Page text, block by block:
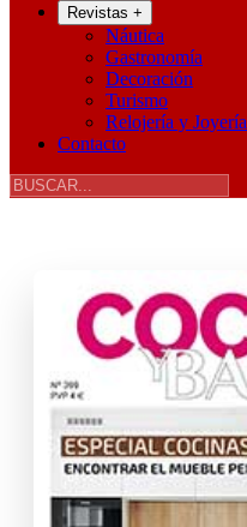
Revistas +
Náutica
Gastronomía
Decoración
Turismo
Relojería y Joyería
Contacto